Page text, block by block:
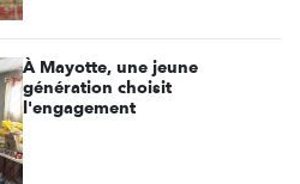
À Mayotte, une jeune
génération choisit
l'engagement